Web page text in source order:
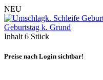
NEU
Geburtstag k. Grund
Inhalt 6 Stück
Preise nach Login sichtbar!